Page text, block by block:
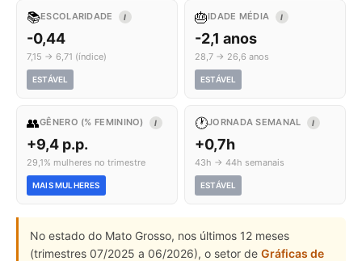
📚ESCOLARIDADE I
-0,44
7,15 → 6,71 (índice)
ESTÁVEL
🎂IDADE MÉDIA I
-2,1 anos
28,7 → 26,6 anos
ESTÁVEL
👥GÊNERO (% FEMININO) I
+9,4 p.p.
29,1% mulheres no trimestre
MAIS MULHERES
🕐JORNADA SEMANAL I
+0,7h
43h → 44h semanais
ESTÁVEL
No estado do Mato Grosso, nos últimos 12 meses
(trimestres 07/2025 a 06/2026), o setor de Gráficas de